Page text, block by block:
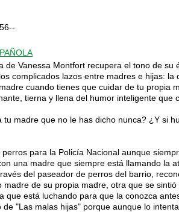
de Vanessa Montfort recupera el tono de su
complicados lazos entre madres e hijas: la
cuando tienes que cuidar de tu propia
tierna y llena del humor inteligente que
tu madre que no le has dicho nunca? ¿Y si
para la Policía Nacional aunque
una madre que siempre está llamando la
del paseador de perros del barrio,
madre de su propia madre, otra que se
que está luchando para que la conozca
de "Las malas hijas" porque aunque lo